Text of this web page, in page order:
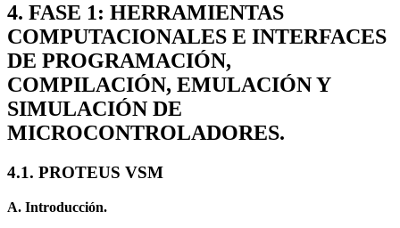
4. FASE 1: HERRAMIENTAS
COMPUTACIONALES E INTERFACES
DE PROGRAMACIÓN,
COMPILACIÓN, EMULACIÓN Y
SIMULACIÓN DE
MICROCONTROLADORES.
4.1. PROTEUS VSM
A. Introducción.